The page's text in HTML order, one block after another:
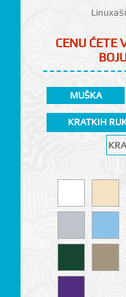
CENU ĆETE
MUŠKA
KRATKIH